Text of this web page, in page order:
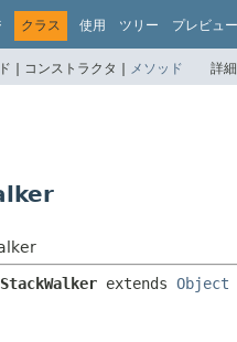
クラス 使用 ツリー プレビュー
| コンストラクタ | メソッド 詳
StackWalker extends Object